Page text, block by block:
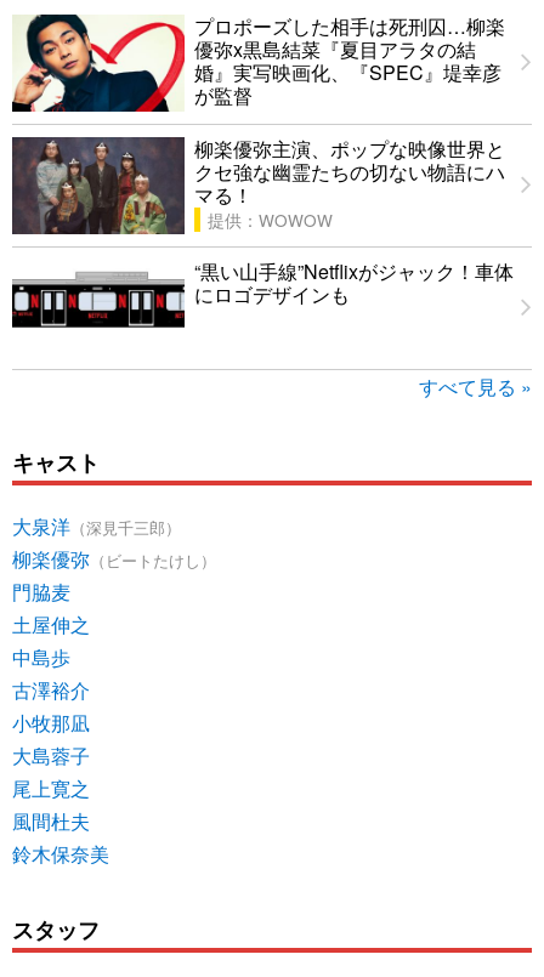
プロポーズした相手は死刑囚…柳楽
優弥x黒島結菜『夏目アラタの結
婚』実写映画化、『SPEC』堤幸彦
が監督
柳楽優弥主演、ポップな映像世界と
クセ強な幽霊たちの切ない物語にハ
マる！
提供：WOWOW
“黒い山手線”Netflixがジャック！車体
にロゴデザインも
すべて見る »
キャスト
大泉洋 （深見千三郎）
柳楽優弥 （ビートたけし）
門脇麦
土屋伸之
中島歩
古澤裕介
小牧那凪
大島蓉子
尾上寛之
風間杜夫
鈴木保奈美
スタッフ